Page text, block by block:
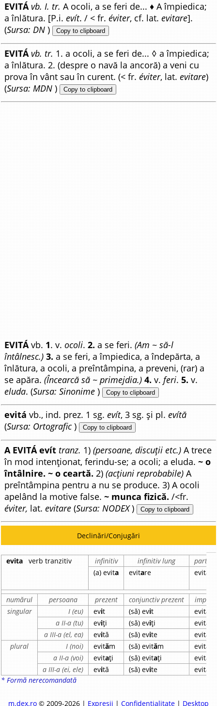
EVITÁ vb. I. tr. A ocoli, a se feri de... ♦ A împiedica;
a înlătura. [P.i.evít. / < fr.éviter, cf. lat.evitare].
(Sursa: DN ) Copy to clipboard
EVITÁ vb. tr. 1. a ocoli, a se feri de... ◊ a împiedica;
a înlătura. 2. (despre o navă la ancoră) a veni cu
prova în vânt sau în curent. (< fr.éviter, lat.evitare)
(Sursa: MDN ) Copy to clipboard
EVITÁvb. 1. v.ocoli.2. a se feri.(Am ~ să-l
întâlnesc.) 3. a se feri, a împiedica, a îndepărta, a
înlătura, a ocoli, a preîntâmpina, a preveni, (rar) a
se apăra.(Încearcă să ~ primejdia.) 4. v.feri.5. v.
eluda. (Sursa: Sinonime ) Copy to clipboard
evitá vb., ind. prez. 1 sg.evít, 3 sg. și pl.evítă
(Sursa: Ortografic ) Copy to clipboard
A EVITÁ evít tranz. 1)(persoane, discuții etc.) A trece
în mod intenționat, ferindu-se; a ocoli; a eluda.~ o
întâlnire. ~ o ceartă. 2)(acțiuni reprobabile)A
preîntâmpina pentru a nu se produce. 3) A ocoli
apelând la motive false.~ munca fizică. /<fr.
éviter, lat.evitare (Sursa: NODEX) Copy to clipboard
Declinări/Conjugări
evita verb tranzitiv infinitiv infinitiv lung
(a) evita evitare evita
numărul persoana prezent conjunctiv prezent
singular
I (eu) evit (să) evit evita
a II-a (tu)
eviți (să) eviți evita
a III-a (el, ea)
evită (să) evite evita
plural
I (noi) evităm (să) evităm evita
a II-a (voi)
evitați (să) evitați evita
a III-a (ei, ele)
evită (să) evite evita
* Formă nerecomandată
m.dex.ro© 2009-2026 | Expresii | Confidențialitate| Desktop